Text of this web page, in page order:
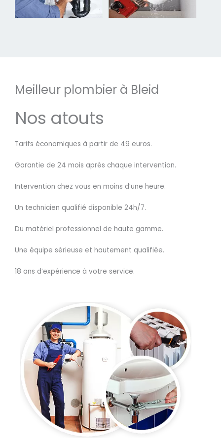
Meilleur plombier à Bleid
Nos atouts
Tarifs économiques à partir de 49 euros.
Garantie de 24 mois après chaque intervention.
Intervention chez vous en moins d’une heure.
Un technicien qualifié disponible 24h/7.
Du matériel professionnel de haute gamme.
Une équipe sérieuse et hautement qualifiée.
18 ans d’expérience à votre service.